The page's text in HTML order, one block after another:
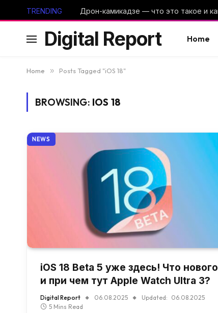
TRENDING
Digital Report Home
Home » Posts Tagged "iOS 18"
BROWSING: IOS 18
NEWS
iOS 18 Beta 5 уже здесь! Что нового
и при чем тут Apple Watch Ultra 3?
Digital Report 06.08.2025 Updated: 06.08.2025
5 Mins Read